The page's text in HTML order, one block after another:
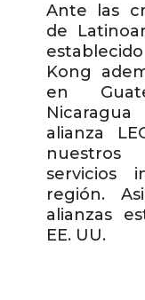
Ante las
de
Kong
en
alianza
servicios
región.
alianzas
EE. UU.